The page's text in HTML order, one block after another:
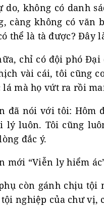
không có danh
càng không có văn
thể là tà được? Đây
chỉ có đội phó
vài cái, tôi cũng
mà họ vứt ra rồi
đã nói với tôi: Hôm
lý luôn. Tôi cũng
đắc ý.
mới “Viễn ly hiểm
còn gánh chịu
nghiệp của chư vị,